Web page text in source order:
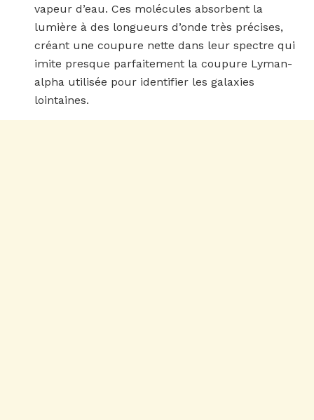
vapeur d’eau. Ces molécules absorbent la
lumière à des longueurs d’onde très précises,
créant une coupure nette dans leur spectre qui
imite presque parfaitement la coupure Lyman-
alpha utilisée pour identifier les galaxies
lointaines.